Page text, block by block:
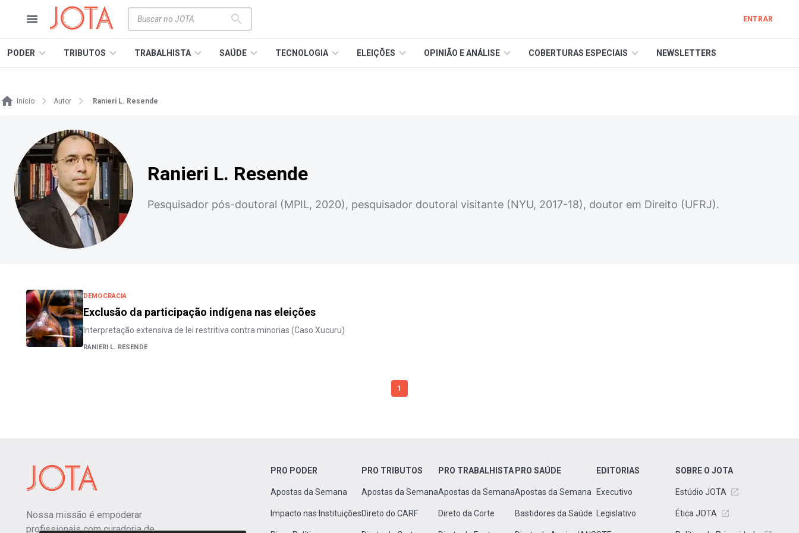
ENTRAR
PODER TRIBUTOS TRABALHISTA SAÚDE TECNOLOGIA ELEIÇÕES OPINIÃO E ANÁLISE COBERTURAS ESPECIAIS NEWSLETTERS
Início Autor Ranieri L. Resende
Ranieri L. Resende
Pesquisador pós-doutoral (MPIL, 2020), pesquisador doutoral visitante (NYU, 2017-18), doutor em Direito (UFRJ).
DEMOCRACIA
Exclusão da participação indígena nas eleições
Interpretação extensiva de lei restritiva contra minorias (Caso Xucuru)
RANIERI L. RESENDE
1
Nossa missão é empoderar
profissionais com curadoria de
PRO PODER
Apostas da Semana
Impacto nas Instituições
PRO TRIBUTOS
Apostas da Semana
Direto do CARF
PRO TRABALHISTA
Apostas da Semana
Direto da Corte
PRO SAÚDE
Apostas da Semana
Bastidores da Saúde
EDITORIAS
Executivo
Legislativo
SOBRE O JOTA
Estúdio JOTA
Ética JOTA